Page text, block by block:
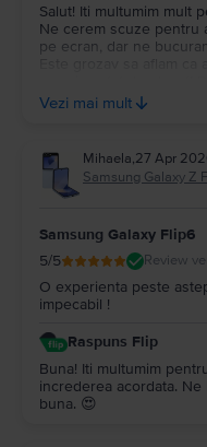
Salut! Iti multumim mult
Ne cerem scuze pentru
pe ecran, dar ne
neregula la autonomie,
Vezi mai mult
Mihaela,27 Apr
Samsung Galaxy Z
Samsung Galaxy Flip6
5/5 Review
O experienta peste
impecabil !
Raspuns Flip
Buna! Iti multumim
increderea acordata.
buna. 😍